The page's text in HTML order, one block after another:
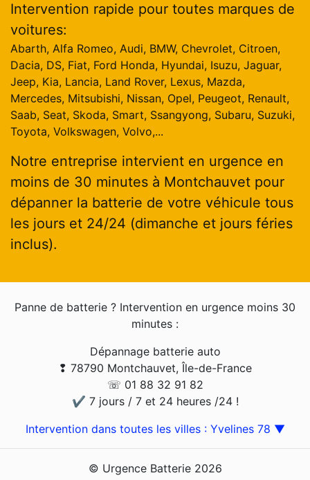
Intervention rapide pour toutes marques de
voitures:
Abarth, Alfa Romeo, Audi, BMW, Chevrolet, Citroen,
Dacia, DS, Fiat, Ford Honda, Hyundai, Isuzu, Jaguar,
Jeep, Kia, Lancia, Land Rover, Lexus, Mazda,
Mercedes, Mitsubishi, Nissan, Opel, Peugeot, Renault,
Saab, Seat, Skoda, Smart, Ssangyong, Subaru, Suzuki,
Toyota, Volkswagen, Volvo,...
Notre entreprise intervient en urgence en
moins de 30 minutes à Montchauvet pour
dépanner la batterie de votre véhicule tous
les jours et 24/24 (dimanche et jours féries
inclus).
Panne de batterie ? Intervention en urgence moins 30
minutes :
Dépannage batterie auto
❢ 78790 Montchauvet, Île-de-France
☏ 01 88 32 91 82
✔ 7 jours / 7 et 24 heures /24 !
Intervention dans toutes les villes : Yvelines 78 ▼
© Urgence Batterie 2026